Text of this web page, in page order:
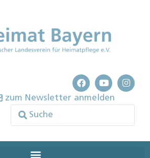
zum Newsletter anmelden